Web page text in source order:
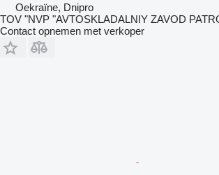
Oekraïne, Dnipro
TOV "NVP "AVTOSKLADALNIY ZAVOD
Contact opnemen met verkoper